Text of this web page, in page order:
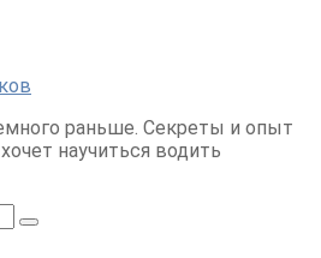
раньше. Секреты и опыт
научиться водить